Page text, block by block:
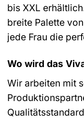
bis XXL
breite Palette
jede Frau die
Wo wird das
Wir arbeiten mit